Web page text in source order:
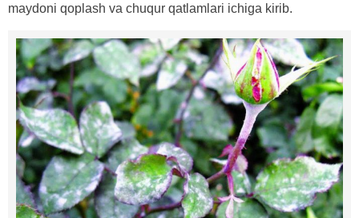
maydoni qoplash va chuqur qatlamlari ichiga kirib.